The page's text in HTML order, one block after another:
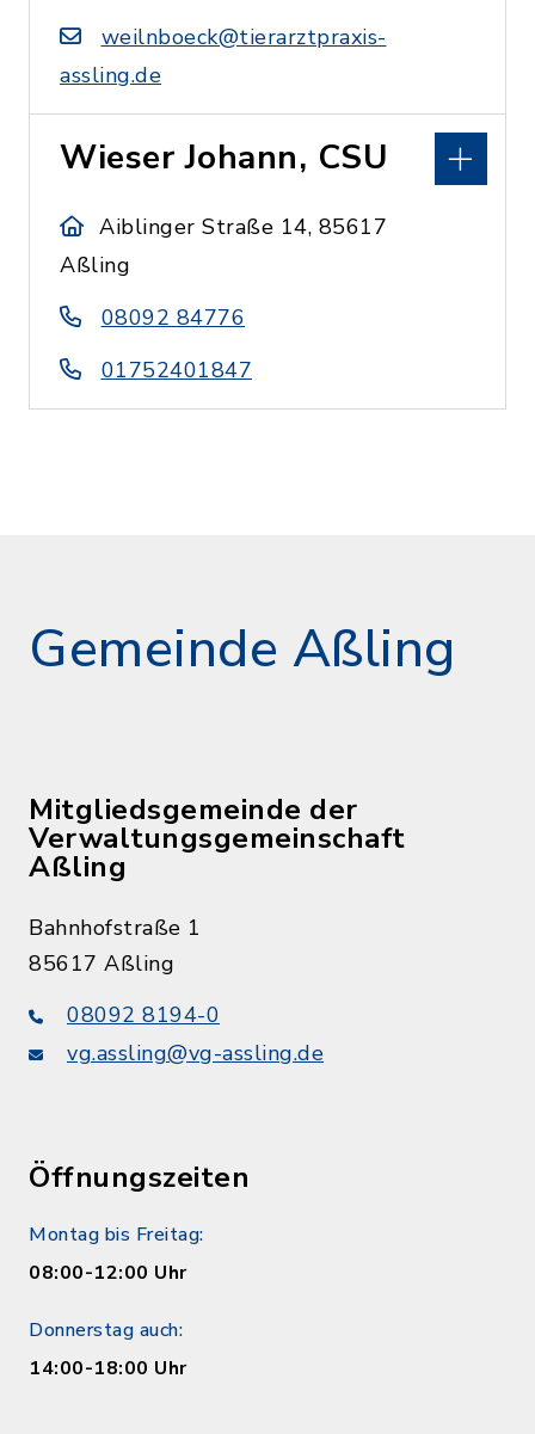
weilnboeck@tierarztpraxis-
assling.de
Wieser Johann, CSU
Aiblinger Straße 14, 85617
Aßling
08092 84776
01752401847
Gemeinde Aßling
Mitgliedsgemeinde der
Verwaltungsgemeinschaft
Aßling
Bahnhofstraße 1
85617 Aßling
08092 8194-0
vg.assling@vg-assling.de
Öffnungszeiten
Montag bis Freitag:
08:00-12:00 Uhr
Donnerstag auch:
14:00-18:00 Uhr